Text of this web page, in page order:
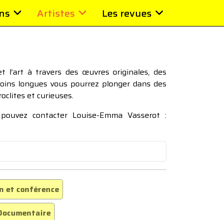
Artistes Les revues
l’art à travers des œuvres originales, des
longues vous pourrez plonger dans des
et curieuses.
contacter Louise-Emma Vasserot :
et conférence